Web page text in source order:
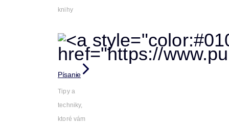
knihy
Písanie
Tipy a
techniky,
ktoré vám